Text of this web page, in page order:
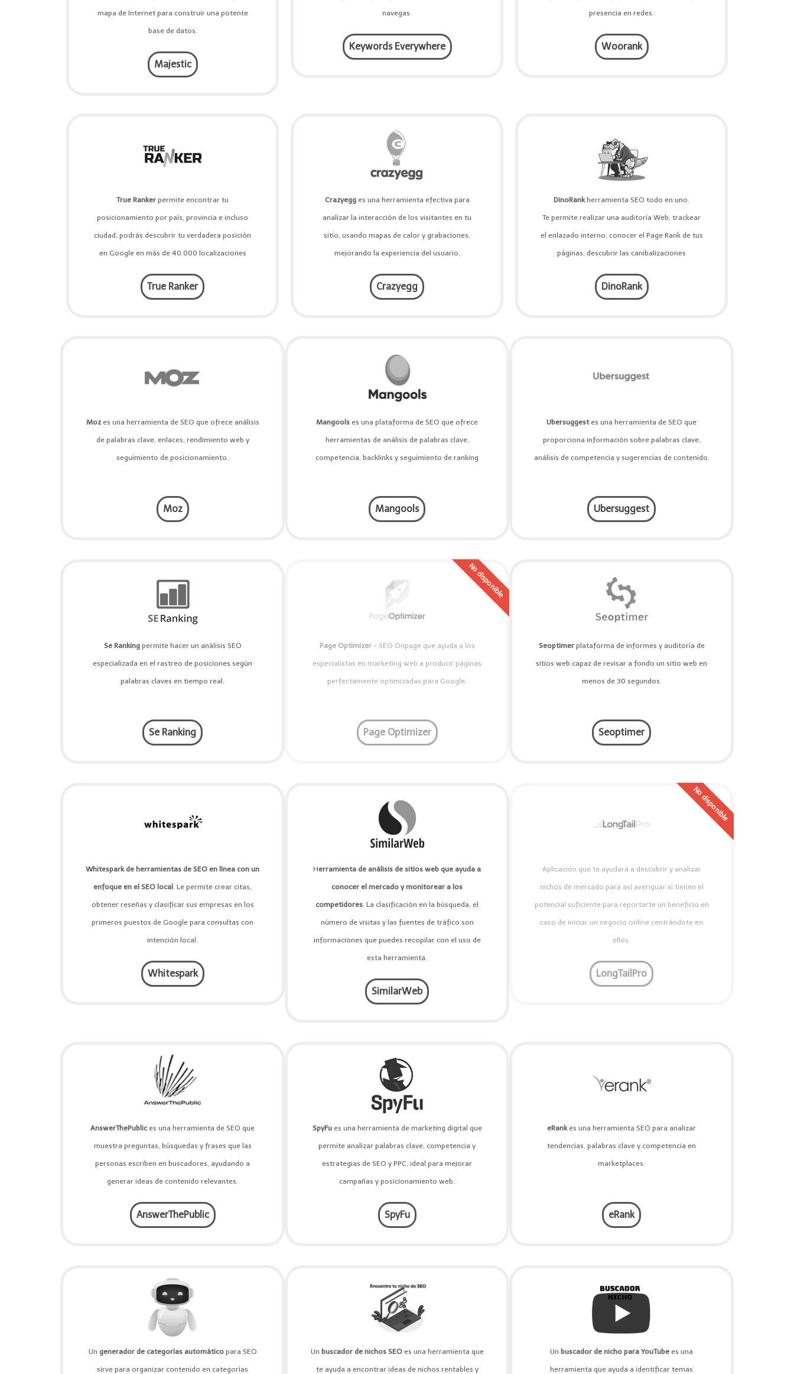
mapa de Internet para construir una potente
base de datos.
Majestic
navegas.
Keywords Everywhere
presencia en redes.
Woorank
True Ranker permite encontrar tu
posicionamiento por país, provincia e incluso
ciudad, podrás descubrir tu verdadera posición
en Google en más de 40.000 localizaciones
True Ranker
Crazyegg es una herramienta efectiva para
analizar la interacción de los visitantes en tu
sitio, usando mapas de calor y grabaciones,
mejorando la experiencia del usuario.
Crazyegg
DinoRank herramienta SEO todo en uno.
Te permite realizar una auditoría Web, trackear
el enlazado interno, conocer el Page Rank de tus
páginas, descubrir las canibalizaciones
DinoRank
Moz es una herramienta de SEO que ofrece análisis
de palabras clave, enlaces, rendimiento web y
seguimiento de posicionamiento.
Moz
Mangools es una plataforma de SEO que ofrece
herramientas de análisis de palabras clave,
competencia, backlinks y seguimiento de ranking
Mangools
Ubersuggest es una herramienta de SEO que
proporciona información sobre palabras clave,
análisis de competencia y sugerencias de contenido.
Ubersuggest
Se Rankingpermite hacer un análisis SEO
especializada en el rastreo de posiciones según
palabras claves en tiempo real.
Se Ranking
Page Optimizer– SEO Onpage que ayuda a los
especialistas en marketing web a producir páginas
perfectamente optimizadas para Google.
Page Optimizer
Seoptimer plataforma de informes y auditoría de
sitios web capaz de revisar a fondo un sitio web en
menos de 30 segundos.
Seoptimer
Whitespark de herramientas de SEO en línea con un
enfoque en el SEO local . Le permite crear citas,
obtener reseñas y clasificar sus empresas en los
primeros puestos de Google para consultas con
intención local.
Whitespark
Herramienta de análisis de sitios web que ayuda a
conocer el mercado y monitorear a los
competidores . La clasificación en la búsqueda, el
número de visitas y las fuentes de tráfico son
informaciones que puedes recopilar con el uso de
esta herramienta.
SimilarWeb
Aplicación que te ayudará a descubrir y analizar
nichos de mercado para así averiguar si tienen el
potencial suficiente para reportarte un beneficio en
caso de iniciar un negocio online centrándote en
ellos.
LongTailPro
AnswerThePublic es una herramienta de SEO que
muestra preguntas, búsquedas y frases que las
personas escriben en buscadores, ayudando a
generar ideas de contenido relevantes.
AnswerThePublic
SpyFu es una herramienta de marketing digital que
permite analizar palabras clave, competencia y
estrategias de SEO y PPC, ideal para mejorar
campañas y posicionamiento web.
SpyFu
eRank es una herramienta SEO para analizar
tendencias, palabras clave y competencia en
marketplaces.
eRank
Un generador de categorías automáticopara SEO
sirve para organizar contenido en categorías
Un buscador de nichos SEOes una herramienta que
te ayuda a encontrar ideas de nichos rentables y
Un buscador de nicho para YouTube es una
herramienta que ayuda a identificar temas